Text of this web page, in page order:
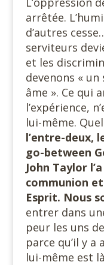
arrêtée.
d’autres
serviteurs
et les
devenons «
âme ». Ce qui
l’expérience,
lui-même.
l’entre-deux,
go-between
John Taylor
communion
Esprit. Nous
entrer dans
peur les uns
parce qu’il y a
lui-même est